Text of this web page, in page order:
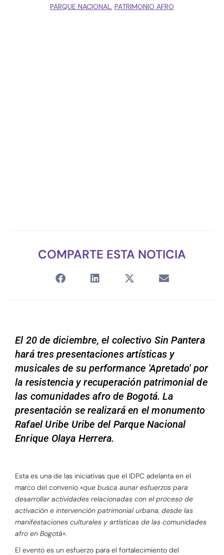
PARQUE NACIONAL, PATRIMONIO AFRO
COMPARTE ESTA NOTICIA
El 20 de diciembre, el colectivo Sin Pantera
hará tres presentaciones artísticas y
musicales de su performance 'Apretado' por
la resistencia y recuperación patrimonial de
las comunidades afro de Bogotá. La
presentación se realizará en el monumento
Rafael Uribe Uribe del Parque Nacional
Enrique Olaya Herrera.
Esta es una de las iniciativas que el IDPC adelanta en el
marco del convenio «que busca aunar esfuerzos para
desarrollar actividades relacionadas con el proceso de
activación e intervención patrimonial urbana, desde las
manifestaciones culturales y artísticas de las comunidades
afro en Bogotá».
El evento es un esfuerzo para el fortalecimiento del